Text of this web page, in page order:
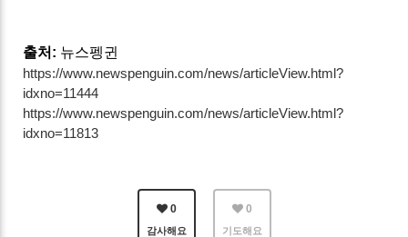
출처: 뉴스펭귄
https://www.newspenguin.com/news/articleView.html?
idxno=11444
https://www.newspenguin.com/news/articleView.html?
idxno=11813
0
감사해요
0
기도해요